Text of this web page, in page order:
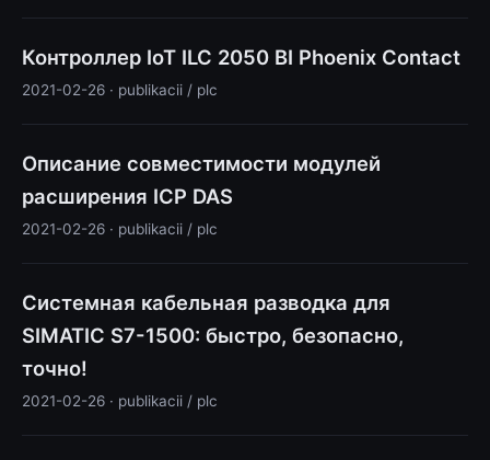
Контроллер IoT ILC 2050 BI Phoenix Contact
2021-02-26 · publikacii / plc
Описание совместимости модулей
расширения ICP DAS
2021-02-26 · publikacii / plc
Системная кабельная разводка для
SIMATIC S7-1500: быстро, безопасно,
точно!
2021-02-26 · publikacii / plc